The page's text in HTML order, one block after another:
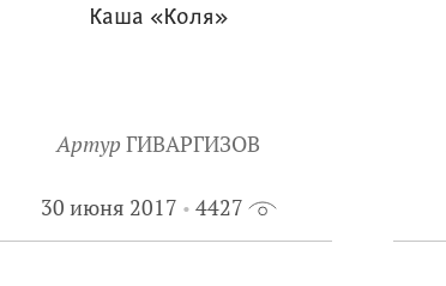
Каша «Коля»
Артур ГИВАРГИЗОВ
30 июня 2017 4427